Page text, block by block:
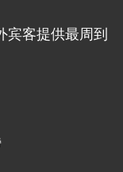
宾客提供最周到